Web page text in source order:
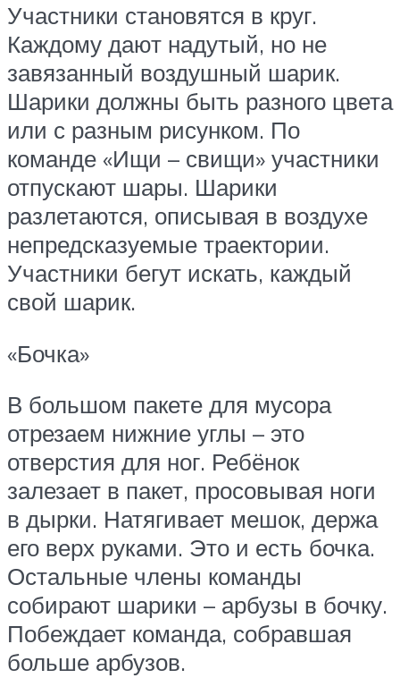
Участники становятся в круг.
Каждому дают надутый, но не
завязанный воздушный шарик.
Шарики должны быть разного цвета
или с разным рисунком. По
команде «Ищи – свищи» участники
отпускают шары. Шарики
разлетаются, описывая в воздухе
непредсказуемые траектории.
Участники бегут искать, каждый
свой шарик.
«Бочка»
В большом пакете для мусора
отрезаем нижние углы – это
отверстия для ног. Ребёнок
залезает в пакет, просовывая ноги
в дырки. Натягивает мешок, держа
его верх руками. Это и есть бочка.
Остальные члены команды
собирают шарики – арбузы в бочку.
Побеждает команда, собравшая
больше арбузов.